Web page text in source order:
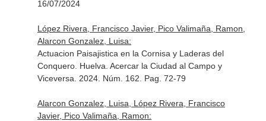
16/07/2024
López Rivera, Francisco Javier, Pico Valimaña, Ramon,
Alarcon Gonzalez, Luisa:
Actuacion Paisajistica en la Cornisa y Laderas del
Conquero. Huelva. Acercar la Ciudad al Campo y
Viceversa. 2024. Núm. 162. Pag. 72-79
Alarcon Gonzalez, Luisa, López Rivera, Francisco
Javier, Pico Valimaña, Ramon: